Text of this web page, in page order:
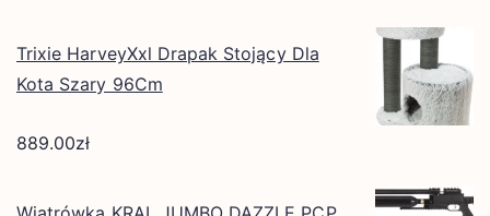
Trixie HarveyXxl Drapak Stojący Dla
Kota Szary 96Cm
889.00zł